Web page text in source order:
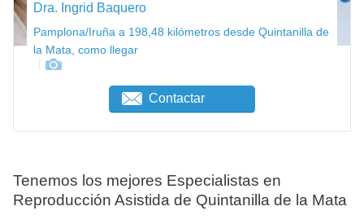
Dra. Ingrid Baquero
Pamplona/Iruña a 198,48 kilómetros desde Quintanilla de
la Mata, como llegar
Contactar
Tenemos los mejores Especialistas en
Reproducción Asistida de Quintanilla de la Mata